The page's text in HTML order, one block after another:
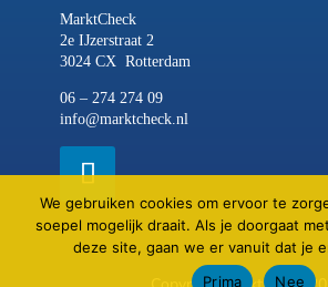
MarktCheck
2e IJzerstraat 2
3024 CX Rotterdam
06 – 274 274 09
info@marktcheck.nl
We gebruiken cookies om ervoor te
soepel mogelijk draait. Als je doorgaat
deze site, gaan we er vanuit dat je
Prima
Nee